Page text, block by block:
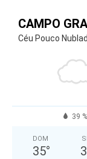
CAMPO
Céu Pouco
39 %
DOM
35°